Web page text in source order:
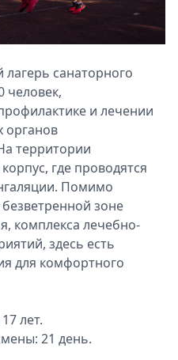
санаторного
человек,
и лечении
органов
территории
где проводятся
Помимо
зоне
комплекса лечебно-
здесь есть
для комфортного
лет.
21 день.